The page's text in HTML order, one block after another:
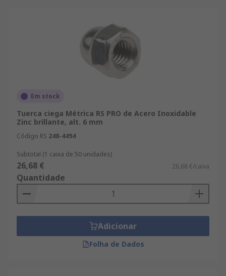
Em stock
Tuerca ciega Métrica RS PRO de Acero Inoxidable
Zinc brillante, alt. 6 mm
Código RS 248-4494
Subtotal (1 caixa de 50 unidades)
26,68 € 26,68 €/caixa
Quantidade
Adicionar
Folha de Dados